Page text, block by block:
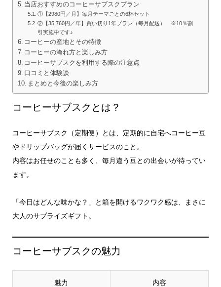
当店おすすめのコーヒーサブスクプラン
①【2980円／月】毎月テーマごとの6杯セット
②【35,760円／年】買い切り1年プラン（毎月配送） ※10％割
引実施中です♪
コーヒーの産地とその特徴
コーヒーの淹れ方と楽しみ方
コーヒーサブスクを利用する際の注意点
口コミと体験談
まとめと今後の楽しみ方
コーヒーサブスクとは？
コーヒーサブスク（定期便）とは、定期的に自宅へコーヒー豆
やドリップバッグが届くサービスのこと。
内容はお任せのことも多く、毎月違う豆との出会いが待ってい
ます。
「今日はどんな味かな？」と箱を開けるワクワク感は、まさに
大人のサプライズギフト。
コーヒーサブスクの魅力
魅力 内容